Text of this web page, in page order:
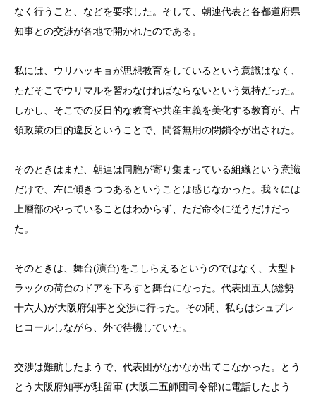
なく行うこと、などを要求した。そして、朝連代表と各都道府県
知事との交渉が各地で開かれたのである。
私には、ウリハッキョが思想教育をしているという意識はなく、
ただそこでウリマルを習わなければならないという気持だった。
しかし、そこでの反日的な教育や共産主義を美化する教育が、占
領政策の目的違反ということで、問答無用の閉鎖令が出された。
そのときはまだ、朝連は同胞が寄り集まっている組織という意識
だけで、左に傾きつつあるということは感じなかった。我々には
上層部のやっていることはわからず、ただ命令に従うだけだっ
た。
そのときは、舞台(演台)をこしらえるというのではなく、大型ト
ラックの荷台のドアを下ろすと舞台になった。代表団五人(総勢
十六人)が大阪府知事と交渉に行った。その間、私らはシュプレ
ヒコールしながら、外で待機していた。
交渉は難航したようで、代表団がなかなか出てこなかった。とう
とう大阪府知事が駐留軍 (大阪二五師団司令部)に電話したよう